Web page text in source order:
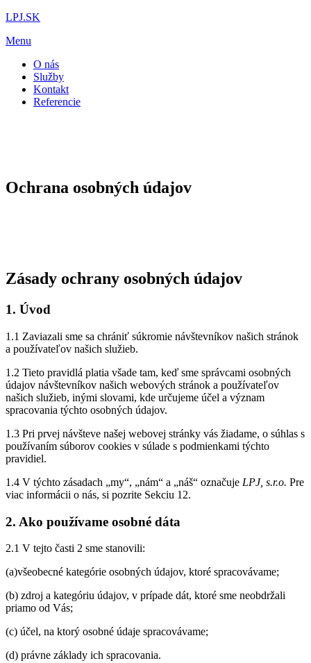
Preskočiť
obsah
LPJ.SK
Menu
O nás
Služby
Kontakt
Referencie
Ochrana osobných údajov
Zásady ochrany osobných údajov
1. Úvod
1.1 Zaviazali sme sa chrániť súkromie návštevníkov našich stránok
a používateľov našich služieb.
1.2 Tieto pravidlá platia všade tam, keď sme správcami osobných
údajov návštevníkov našich webových stránok a používateľov
našich služieb, inými slovami, kde určujeme účel a význam
spracovania týchto osobných údajov.
1.3 Pri prvej návšteve našej webovej stránky vás žiadame, o súhlas s
používaním súborov cookies v súlade s podmienkami týchto
pravidiel.
1.4 V týchto zásadach „my“, „nám“ a „náš“ označuje LPJ, s.r.o. Pre
viac informácii o nás, si pozrite Sekciu 12.
2. Ako používame osobné dáta
2.1 V tejto časti 2 sme stanovili:
(a)všeobecné kategórie osobných údajov, ktoré spracovávame;
(b) zdroj a kategóriu údajov, v prípade dát, ktoré sme neobdržali
priamo od Vás;
(c) účel, na ktorý osobné údaje spracovávame;
(d) právne základy ich spracovania.